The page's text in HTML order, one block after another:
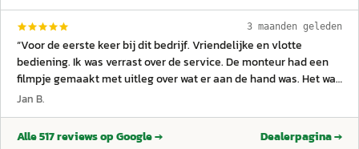
uitgevoerd. Ook voor modellen zoals de Ford Kuga is veel kennis
aanwezig binnen het team. Het personeel is vriendelijk en
behulpzaam, waardoor je je direct welkom voelt in de showroom.
Een offerte wordt duidelijk en overzichtelijk opgesteld, zodat je
precies weet waar je aan toe bent. Tijdens het wachten staat er
vaak een goede kop koffie klaar ☕ wat zorgt voor een
ontspannen en gastvrije sfeer. Een betrouwbare Ford-dealer
waar service, kwaliteit en rijplezier centraal staan 👍”
3 maanden geleden
“Voor de eerste keer bij dit bedrijf. Vriendelijke en vlotte
bediening. Ik was verrast over de service. De monteur had een
filmpje gemaakt met uitleg over wat er aan de hand was. Het was
uiteindelijk een flinke rekening maar zo is het tenminste
Jan B.
Alle517reviews op Google → Dealerpagina →